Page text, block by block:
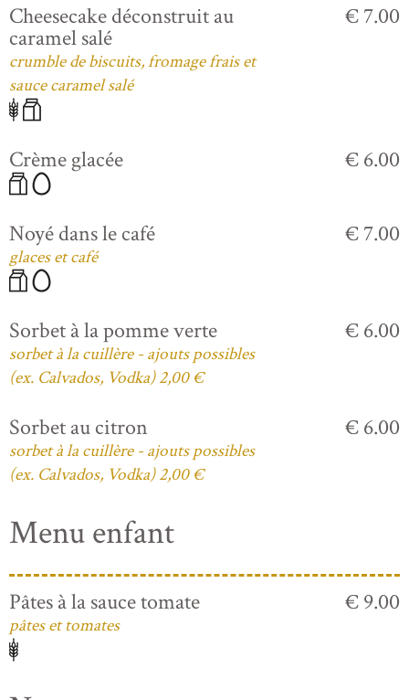
Cheesecake déconstruit au
caramel salé
crumble de biscuits, fromage frais et
sauce caramel salé
€ 7.00
Crème glacée € 6.00
Noyé dans le café
glaces et café
€ 7.00
Sorbet à la pomme verte
sorbet à la cuillère - ajouts possibles
(ex. Calvados, Vodka) 2,00 €
€ 6.00
Sorbet au citron
sorbet à la cuillère - ajouts possibles
(ex. Calvados, Vodka) 2,00 €
€ 6.00
Menu enfant
Pâtes à la sauce tomate
pâtes et tomates
€ 9.00